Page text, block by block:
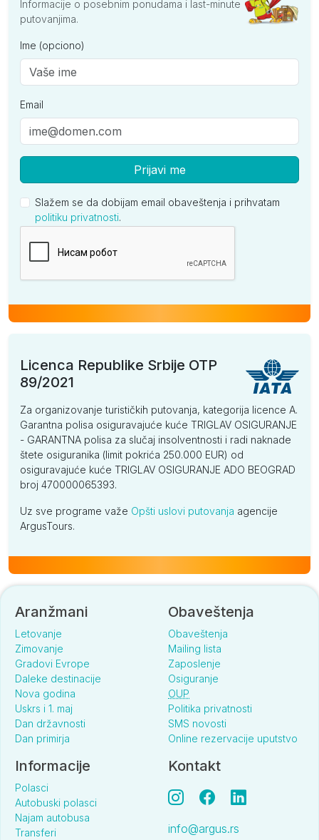
Informacije o posebnim ponudama i last-minute
putovanjima.
Ime (opciono)
Email
Prijavi me
Slažem se da dobijam email obaveštenja i prihvatam
politiku privatnosti.
Licenca Republike Srbije OTP
89/2021
Za organizovanje turističkih putovanja, kategorija licence A.
Garantna polisa osiguravajuće kuće TRIGLAV OSIGURANJE
- GARANTNA polisa za slučaj insolventnosti i radi naknade
štete osiguranika (limit pokrića 250.000 EUR) od
osiguravajuće kuće TRIGLAV OSIGURANJE ADO BEOGRAD
broj 470000065393.
Uz sve programe važe Opšti uslovi putovanja agencije
ArgusTours.
Aranžmani
Letovanje
Zimovanje
Gradovi Evrope
Daleke destinacije
Nova godina
Uskrs i 1. maj
Dan državnosti
Dan primirja
Obaveštenja
Obaveštenja
Mailing lista
Zaposlenje
Osiguranje
OUP
Politika privatnosti
SMS novosti
Online rezervacije uputstvo
Informacije
Polasci
Autobuski polasci
Najam autobusa
Transferi
Kontakt
info@argus.rs